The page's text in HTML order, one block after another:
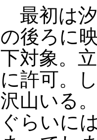
最初は汐
の後ろに
下対象。
に許可。
沢山いる
ぐらいに